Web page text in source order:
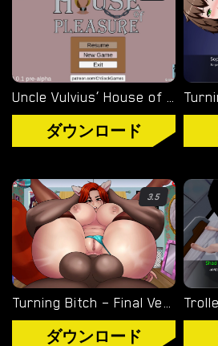
Uncle Vulvius’ House of Pleasure – New Version 0.14.1 [CherrySock]
ダウンロード
3.5
Turning Bitch – Final Version (Full Game) [NowaJoestar]
ダウンロード